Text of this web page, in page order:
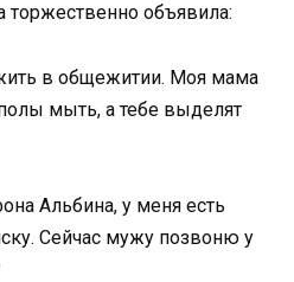
торжественно объявила:
в общежитии. Моя мама
мыть, а тебе выделят
Альбина, у меня есть
Сейчас мужу позвоню у